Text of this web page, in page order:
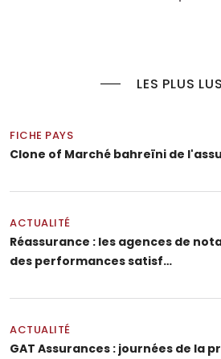
LES PLUS LUS
FICHE PAYS
Clone of Marché bahreïni de
ACTUALITÉ
Réassurance : les agences de
des performances satisf…
ACTUALITÉ
GAT Assurances : journées de la